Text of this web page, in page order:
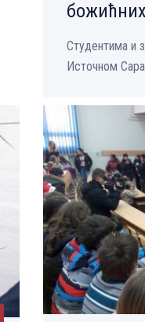
Студентима и
Источном